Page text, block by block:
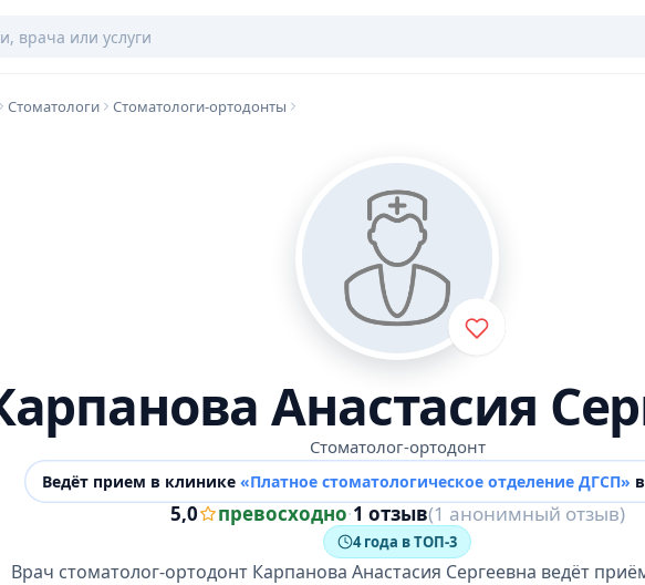
Стоматологи Стоматологи-ортодонты
Анастасия
Стоматолог-ортодонт
Ведёт прием в клинике «Платное стоматологическое отделение ДГСП»
5,0 превосходно·1 отзыв(1 анонимный отзыв)
4 года в ТОП-3
Врач стоматолог-ортодонт Карпанова Анастасия Сергеевна ведёт